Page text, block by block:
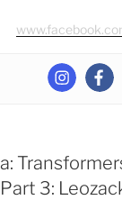
3: